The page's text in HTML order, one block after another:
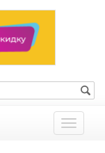
Показать
меню